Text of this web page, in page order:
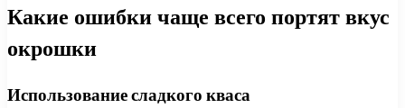
Какие ошибки чаще всего портят вкус
окрошки
Использование сладкого кваса